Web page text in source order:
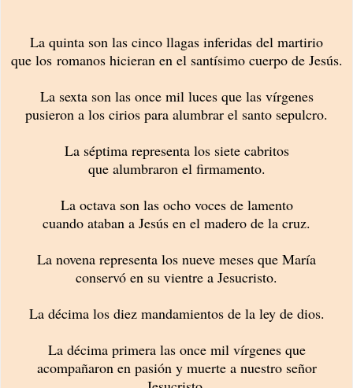
La quinta son las cinco llagas inferidas del martirio
que los romanos hicieran en el santísimo cuerpo de Jesús.
La sexta son las once mil luces que las vírgenes
pusieron a los cirios para alumbrar el santo sepulcro.
La séptima representa los siete cabritos
que alumbraron el firmamento.
La octava son las ocho voces de lamento
cuando ataban a Jesús en el madero de la cruz.
La novena representa los nueve meses que María
conservó en su vientre a Jesucristo.
La décima los diez mandamientos de la ley de dios.
La décima primera las once mil vírgenes que
acompañaron en pasión y muerte a nuestro señor